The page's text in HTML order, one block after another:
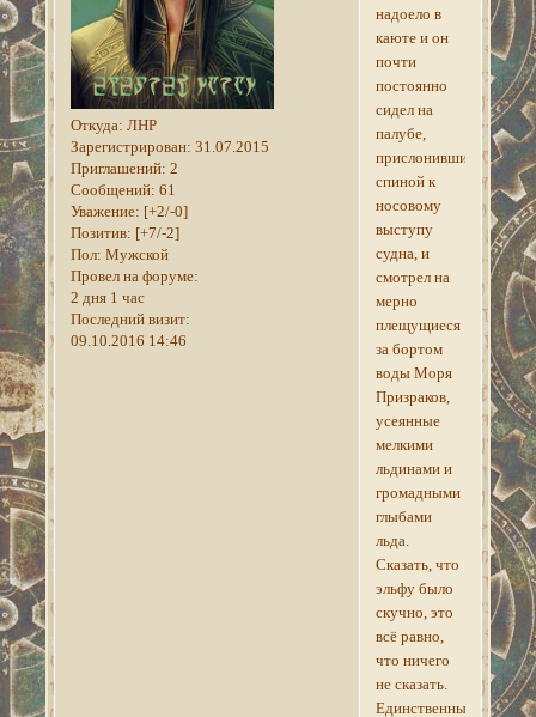
Откуда: ЛНР
Зарегистрирован: 31.07.2015
Приглашений: 2
Сообщений: 61
Уважение: [+2/-0]
Позитив: [+7/-2]
Пол: Мужской
Провел на форуме:
2 дня 1 час
Последний визит:
09.10.2016 14:46
надоело в
каюте и он
почти
постоянно
сидел на
палубе,
прислонившись
спиной к
носовому
выступу
судна, и
смотрел на
мерно
плещущиеся
за бортом
воды Моря
Призраков,
усеянные
мелкими
льдинами и
громадными
глыбами
льда.
Сказать, что
эльфу было
скучно, это
всё равно,
что ничего
не сказать.
Единственный